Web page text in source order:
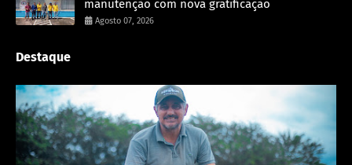
manutenção com nova gratificação
Agosto 07, 2026
Destaque